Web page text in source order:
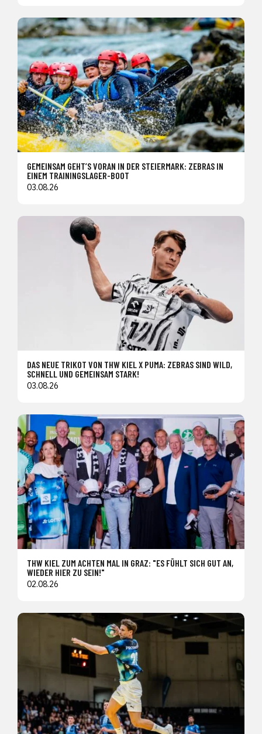
GEMEINSAM GEHT’S VORAN IN DER STEIERMARK: ZEBRAS IN
EINEM TRAININGSLAGER-BOOT
03.08.26
DAS NEUE TRIKOT VON THW KIEL X PUMA: ZEBRAS SIND WILD,
SCHNELL UND GEMEINSAM STARK!
03.08.26
THW KIEL ZUM ACHTEN MAL IN GRAZ: "ES FÜHLT SICH GUT AN,
WIEDER HIER ZU SEIN!"
02.08.26